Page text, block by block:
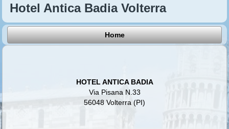
Hotel Antica Badia Volterra
Home
HOTEL ANTICA BADIA
Via Pisana N.33
56048 Volterra (PI)